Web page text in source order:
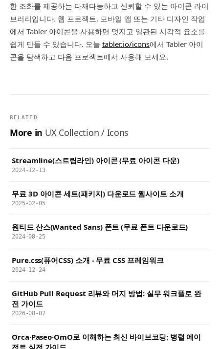
한 조화를 제공하는 다재다능하고 신뢰할 수 있는 아이콘 라이
브러리입니다. 웹 프로젝트, 모바일 앱 또는 기타 디자인 작업
에서 Tabler 아이콘을 사용하면 멋지고 일관된 시각적 요소를
쉽게 만들 수 있습니다. 오늘 tabler.io/icons에서 Tabler 아이
콘을 탐색하고 다음 프로젝트에서 사용해 보세요.
RELATED
More in UX Collection / Icons
Streamline(스트림라인) 아이콘 (무료 아이콘 다운)
2024-12-13
무료 3D 아이콘 세트(패키지) 다운로드 웹사이트 소개
2025-02-05
원티드 산스(Wanted Sans) 폰트 (무료 폰트 다운로드)
2024-08-25
Pure.css(퓨어CSS) 소개 - 무료 CSS 프레임워크
2024-12-24
GitHub Pull Request 리뷰와 머지 방법: 실무 워크플로 완
전 가이드
2026-08-07
Orca·Paseo·OmO로 이해하는 최신 바이브코딩: 병렬 에이
전트 실전 가이드